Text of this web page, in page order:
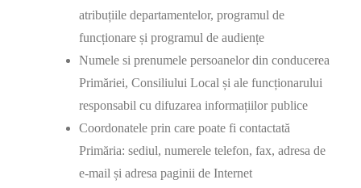
atribuțiile departamentelor, programul de
funcționare și programul de audiențe
Numele si prenumele persoanelor din conducerea
Primăriei, Consiliului Local și ale funcționarului
responsabil cu difuzarea informațiilor publice
Coordonatele prin care poate fi contactată
Primăria: sediul, numerele telefon, fax, adresa de
e-mail și adresa paginii de Internet